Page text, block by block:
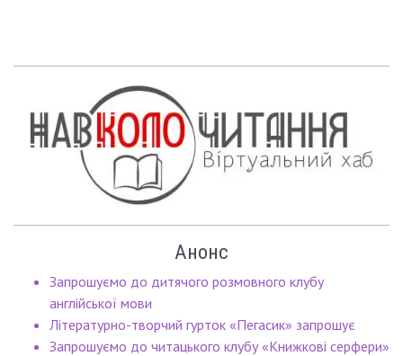
Анонс
Запрошуємо до дитячого розмовного клубу
англійської мови
Літературно-творчий гурток «Пегасик» запрошує
Запрошуємо до читацького клубу «Книжкові серфери»